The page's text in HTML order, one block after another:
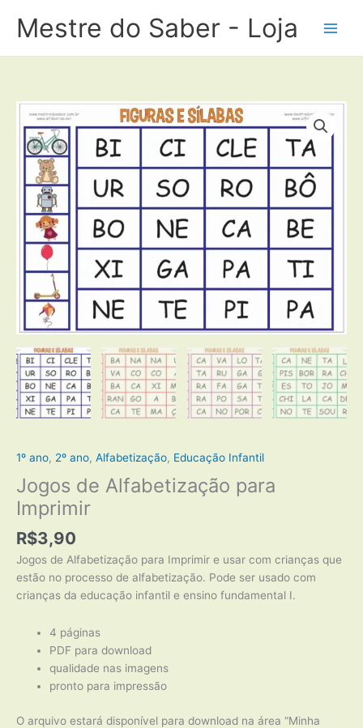
paraMestre do Saber - Loja
1º ano, 2º ano, Alfabetização, Educação Infantil
Jogos de Alfabetização para
Imprimir
R$3,90
Jogos de Alfabetização para Imprimir e usar com crianças que
estão no processo de alfabetização. Pode ser usado com
crianças da educação infantil e ensino fundamental I.
4 páginas
PDF para download
qualidade nas imagens
pronto para impressão
O arquivo estará disponível para download na área “Minha